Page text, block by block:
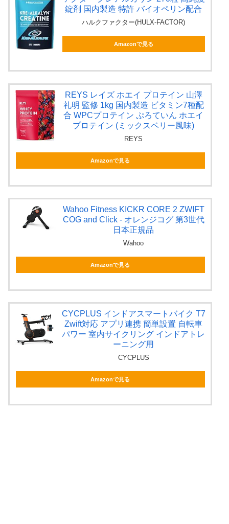
錠剤 国内製造 特許 バイオペリン配合
ハルクファクター(HULX-FACTOR)
Amazonで見る
REYS レイズ ホエイ プロテイン 山澤
礼明 監修 1kg 国内製造 ビタミン7種配
合 WPCプロテイン ぷろていん ホエイ
プロテイン (ミックスベリー風味)
REYS
Amazonで見る
Wahoo Fitness KICKR CORE 2 ZWIFT
COG and Click - オレンジコグ 第3世代
日本正規品
Wahoo
Amazonで見る
CYCPLUS インドアスマートバイク T7
Zwift対応 アプリ連携 簡単設置 自転車
パワー 室内サイクリング インドアトレ
ーニング用
CYCPLUS
Amazonで見る